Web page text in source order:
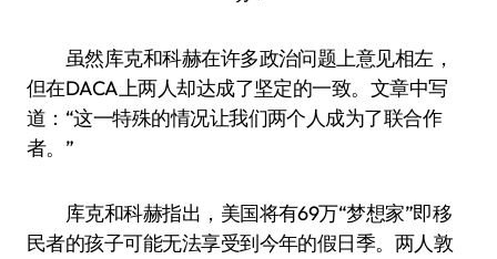
虽然库克和科赫在许多政治问题上意见相左，
但在DACA上两人却达成了坚定的一致。文章中写
道：“这一特殊的情况让我们两个人成为了联合作
者。”
库克和科赫指出，美国将有69万“梦想家”即移
民者的孩子可能无法享受到今年的假日季。两人敦